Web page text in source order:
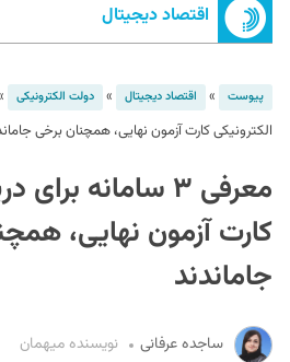
اقتصاد دیجیتال
پیوست » اقتصاد دیجیتال » دولت الکترونیکی
الکترونیکی کارت آزمون نهایی، همچنان برخی
معرفی ۳ سامانه
کارت آزمون نهایی،
جاماندند
ساجده عرفانی نویسنده میهمان